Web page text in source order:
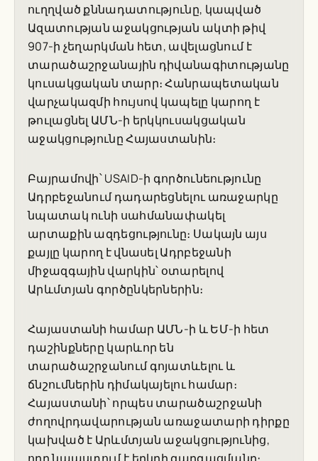
ուղղված քննադատությունը, կապված
Ազատության աջակցության ակտի թիվ
907-ի չեղարկման հետ, ավելացնում է
տարածաշրջանային դիվանագիտությանը
կուսակցական տարր։ Հանրապետական
վարչակազմի հույսով կապելը կարող է
թուլացնել ԱՄՆ-ի երկկուսակցական
աջակցությունը Հայաստանին։
Բայրամովի՝ USAID-ի գործունեությունը
Ադրբեջանում դադարեցնելու առաջարկը
նպատակ ունի սահմանափակել
արտաքին ազդեցությունը։ Սակայն այս
քայլը կարող է վնասել Ադրբեջանի
միջազգային վարկին՝ օտարելով
Արևմտյան գործընկերներին։
Հայաստանի համար ԱՄՆ-ի և ԵՄ-ի հետ
դաշինքները կարևոր են
տարածաշրջանում գոյատևելու և
ճնշումներին դիմակայելու համար։
Հայաստանի՝ որպես տարածաշրջանի
ժողովրդավարության առաջատարի դիրքը
կախված է Արևմտյան աջակցությունից,